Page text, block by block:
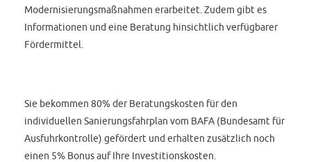
Modernisierungsmaßnahmen erarbeitet. Zudem gibt es
Informationen und eine Beratung hinsichtlich verfügbarer
Fördermittel.
Sie bekommen 80% der Beratungskosten für den
individuellen Sanierungsfahrplan vom BAFA (Bundesamt für
Ausfuhrkontrolle) gefördert und erhalten zusätzlich noch
einen 5% Bonus auf Ihre Investitionskosten.